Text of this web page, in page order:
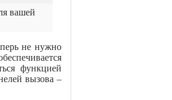
вашей
не нужно
функцией
вызова –